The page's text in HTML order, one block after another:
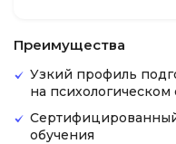
Преимущества
Узкий профиль
на
обучения